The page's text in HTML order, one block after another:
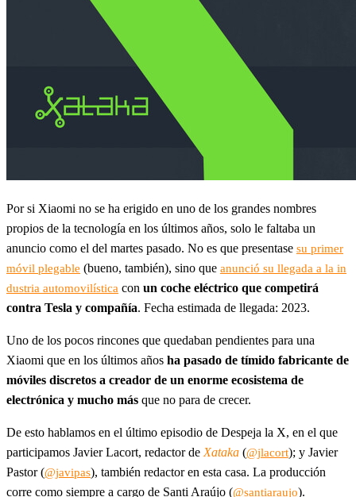
Por si Xiaomi no se ha erigido en uno de los grandes nombres
propios de la tecnología en los últimos años, solo le faltaba un
anuncio como el del martes pasado. No es que presentase su primer
móvil plegable (bueno, también), sino que anunció su llegada a la in
dustria automovilística con un coche eléctrico que competirá
contra Tesla y compañía. Fecha estimada de llegada: 2023.
Uno de los pocos rincones que quedaban pendientes para una
Xiaomi que en los últimos años ha pasado de tímido fabricante de
móviles discretos a creador de un enorme ecosistema de
electrónica y mucho más que no para de crecer.
De esto hablamos en el último episodio de Despeja la X, en el que
participamos Javier Lacort, redactor de Xataka (@jlacort); y Javier
Pastor (@javipas), también redactor en esta casa. La producción
corre como siempre a cargo de Santi Araújo (@santiaraujo).